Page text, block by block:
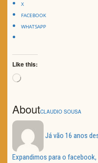
X
FACEBOOK
WHATSAPP
Like this:
Loading…
AboutCLAUDIO SOUSA
Já vão 16 anos
Expandimos para o